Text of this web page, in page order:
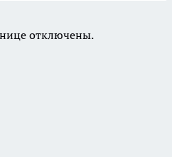
отключены.